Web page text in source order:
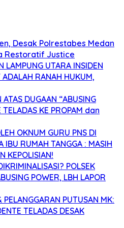
Desak Polrestabes Medan
Restoratif Justice
LAMPUNG UTARA INSIDEN
RANAH HUKUM,
DUGAAN “ABUSING
TELADAS KE PROPAM dan
OKNUM GURU PNS DI
IBU RUMAH TANGGA : MASIH
KEPOLISIAN!
POLSEK
POWER, LBH LAPOR
PELANGGARAN PUTUSAN MK:
TELADAS DESAK